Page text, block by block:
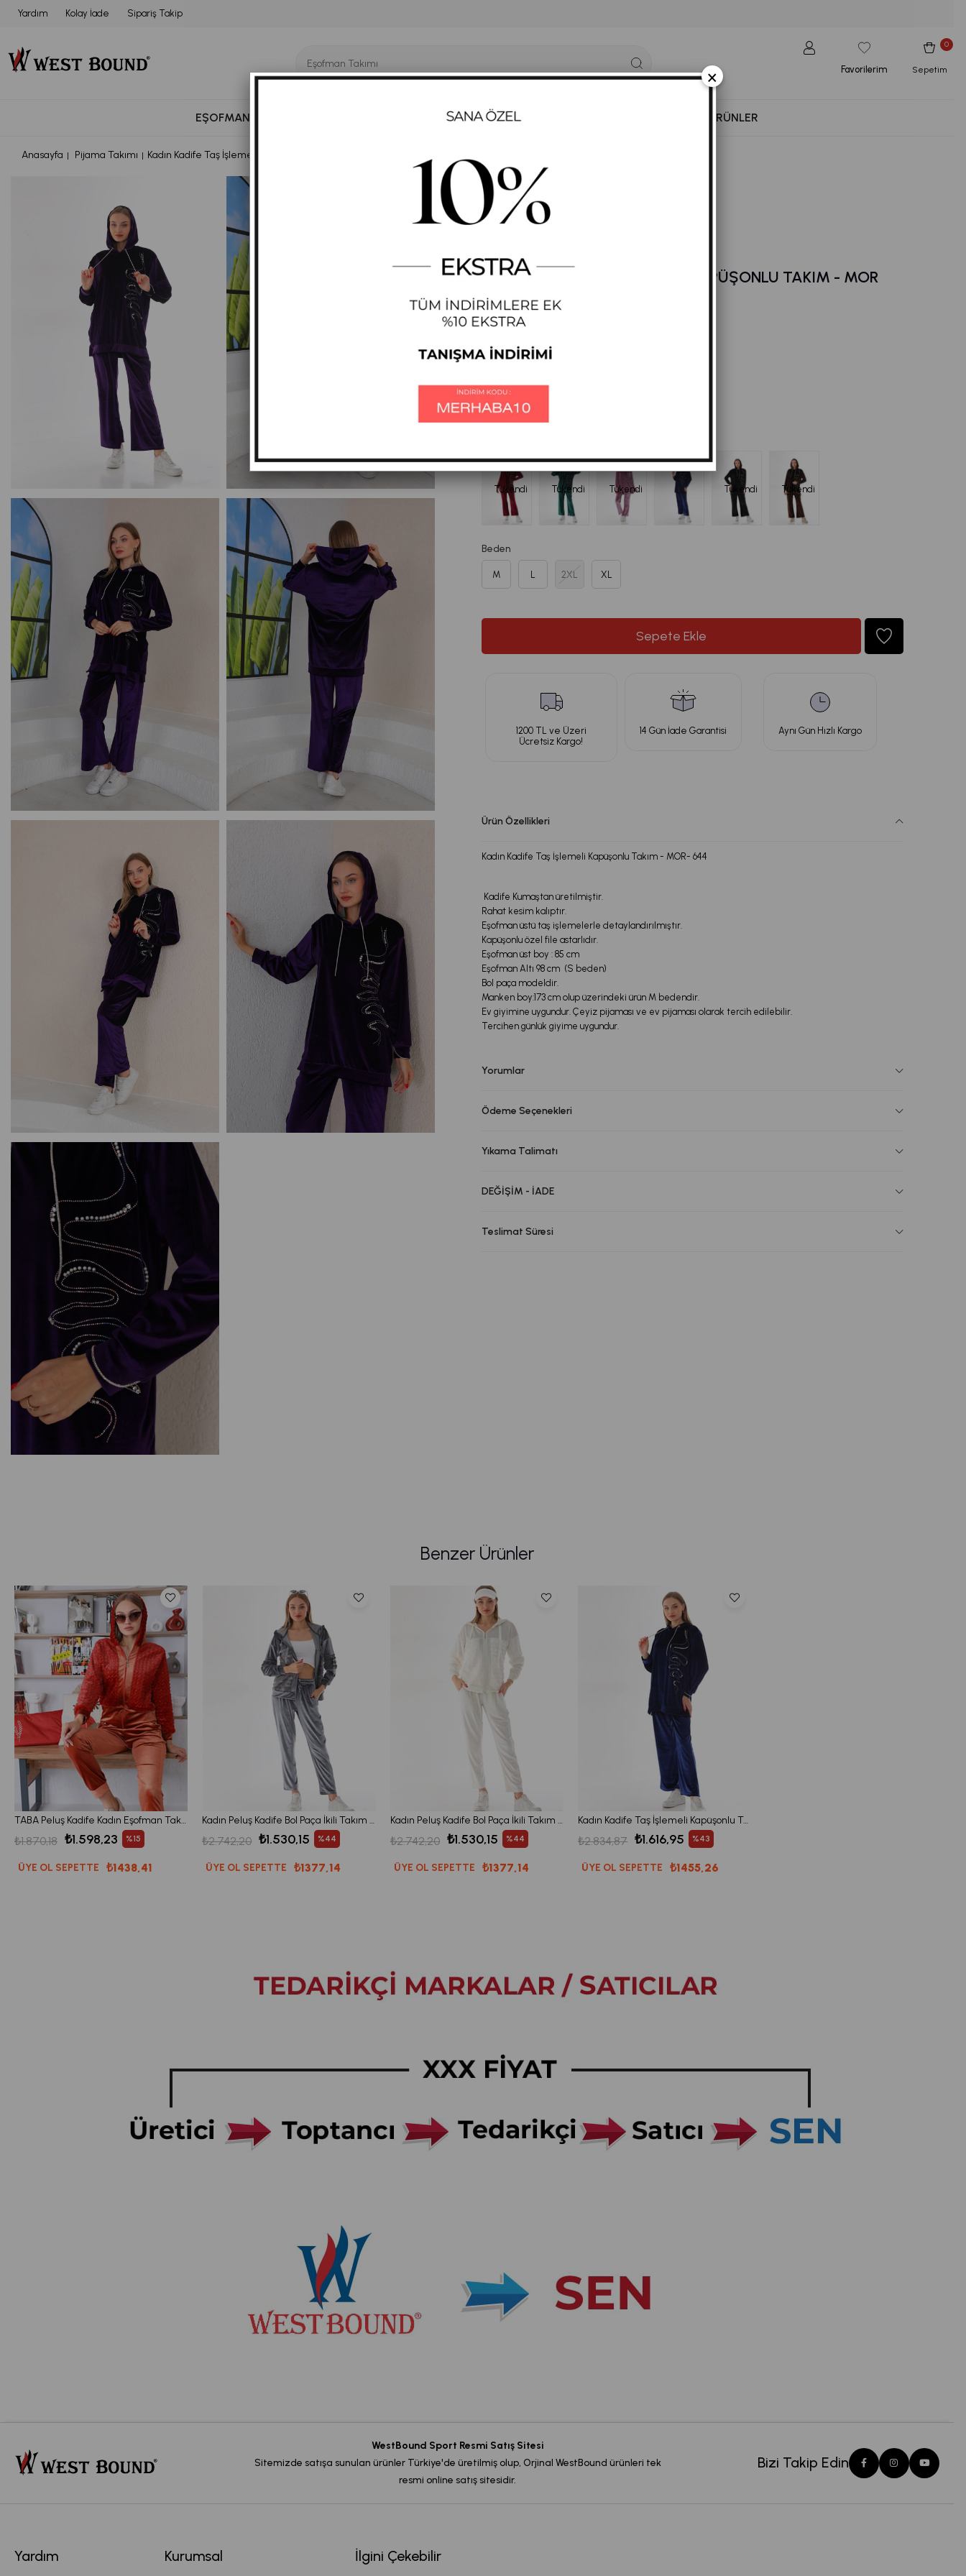
Yardım Kolay İade Sipariş Takip
Sepetim
0
Favorilerim
EŞOFMAN TAKIMI ELBISE SWEATSHIRT YENI ÜRÜNLER
Anasayfa Pijama Takımı Kadın Kadife Taş İşlemeli Kapüşonlu Takım - MOR
KADIN KADIFE TAŞ İŞLEMELI KAPÜŞONLU TAKIM - MOR
STOK KODU (644)
+DAHA FAZLA
%43
₺2.834,87
ÜYE OL SEPETTE
Tükendi Tükendi Tükendi Tükendi Tükendi
Beden
M L 2XL XL
1200 TL ve Üzeri
Ücretsiz Kargo!
14 Gün İade Garantisi Aynı Gün Hızlı Kargo
Ürün Özellikleri
Kadın Kadife Taş İşlemeli Kapüşonlu Takım - MOR- 644
Kadife Kumaştan üretilmiştir.
Rahat kesim kalıptır.
Eşofman üstü taş işlemelerle detaylandırılmıştır.
Kapüşonlu özel file astarlıdır.
Eşofman üst boy : 85 cm
Eşofman Altı 98 cm (S beden)
Bol paça modeldir.
Manken boy:173 cm olup üzerindeki ürün M bedendir.
Ev giyimine uygundur. Çeyiz pijaması ve ev pijaması olarak tercih edilebilir.
Tercihen günlük giyime uygundur.
Yorumlar
Ödeme Seçenekleri
Yıkama Talimatı
DEĞİŞİM - İADE
Teslimat Süresi
Benzer Ürünler
TABA Peluş Kadife Kadın Eşofman Takımı
ÜYE OL SEPETTE ₺1438,41
₺1.598,23
₺1.870,18 %15
Kadın Peluş Kadife Bol Paça İkili Takım - GRİ
ÜYE OL SEPETTE ₺1377,14
₺1.530,15
₺2.742,20 %44
Kadın Peluş Kadife Bol Paça İkili Takım - BEYAZ
ÜYE OL SEPETTE ₺1377,14
₺1.530,15
₺2.742,20 %44
Kadın Kadife Taş İşlemeli Kapüşonlu Takım - LACİVERT
ÜYE OL SEPETTE ₺1455,26
₺1.616,95
₺2.834,87 %43
WestBound Sport Resmi Satış Sitesi
Sitemizde satışa sunulan ürünler Türkiye'de üretilmiş olup, Orjinal WestBound ürünleri tek
resmi online satış sitesidir.
Bizi Takip Edin
Yardım Kurumsal İlgini Çekebilir
×